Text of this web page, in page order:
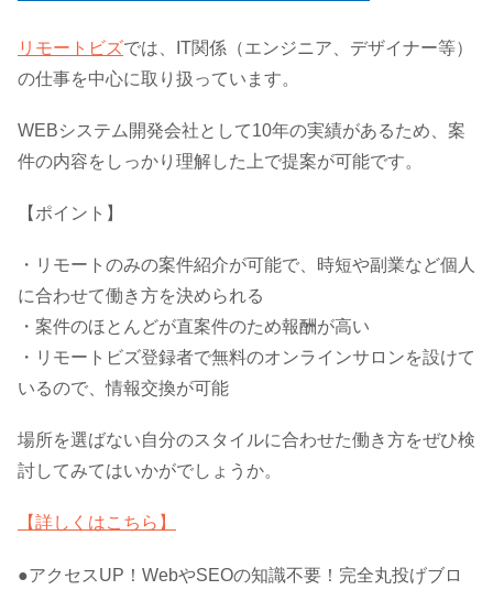
リモートビズでは、IT関係（エンジニア、デザイナー等）
の仕事を中心に取り扱っています。
WEBシステム開発会社として10年の実績があるため、案
件の内容をしっかり理解した上で提案が可能です。
【ポイント】
・リモートのみの案件紹介が可能で、時短や副業など個人
に合わせて働き方を決められる
・案件のほとんどが直案件のため報酬が高い
・リモートビズ登録者で無料のオンラインサロンを設けて
いるので、情報交換が可能
場所を選ばない自分のスタイルに合わせた働き方をぜひ検
討してみてはいかがでしょうか。
【詳しくはこちら】
●アクセスUP！WebやSEOの知識不要！完全丸投げブロ